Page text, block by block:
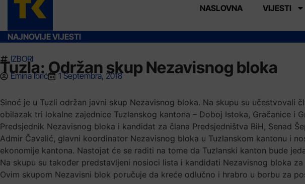
NASLOVNA VIJESTI
NAJNOVIJE VIJESTI
IZBORI
Tuzla: Održan skup Nezavisnog bloka
Emina Ibrić 1 Septembra, 2018
Sinoć je u Tuzli održan javni skup Nezavisnog bloka. Na skupu su
obilazak tri lokalne zajednice Tuzlanskog kantona – Doboj Istoka, Gračanice i
Predsjednik Nezavisnog bloka i kandidat za člana Predsjedništva BiH, Senad
Admir Čavalić, glavni koordinator Nezavisnog bloka u Tuzlanskom kantonu i
ekonomije kantona. Nastojat će se raditi na tome da Tuzlanski kanton bude
Na skupu su također predstavljeni nosioci lista i kandidati Nezavisnog bloka
Ovim skupom Nezavisni blok poručuje da kreće odlučno i hrabro u borbu za